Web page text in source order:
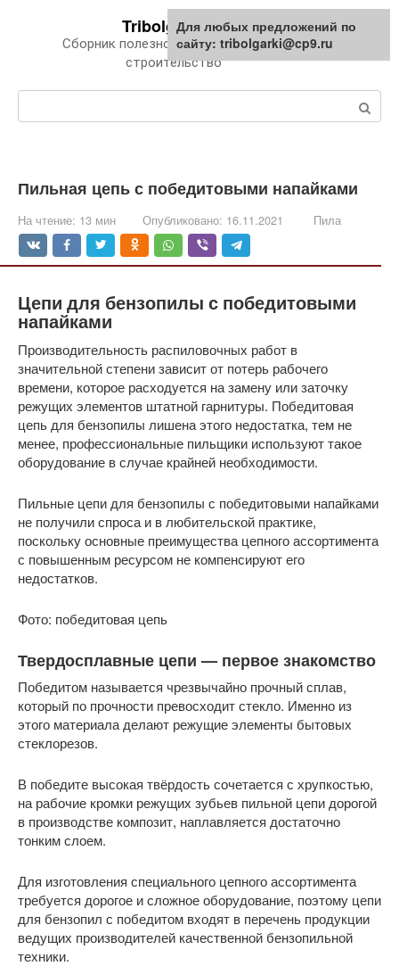
Tribolgarki.ru
Сборник полезной информации про
строительство
Пильная цепь с победитовыми напайками
На чтение: 13 мин Опубликовано: 16.11.2021 Пила
Цепи для бензопилы с победитовыми
напайками
Производительность распиловочных работ в
значительной степени зависит от потерь рабочего
времени, которое расходуется на замену или заточку
режущих элементов штатной гарнитуры. Победитовая
цепь для бензопилы лишена этого недостатка, тем не
менее, профессиональные пильщики используют такое
оборудование в случае крайней необходимости.
Пильные цепи для бензопилы с победитовыми напайками
не получили спроса и в любительской практике,
поскольку основные преимущества цепного ассортимента
с повышенным ресурсом не компенсируют его
недостатков.
Фото: победитовая цепь
Твердосплавные цепи — первое знакомство
Победитом называется чрезвычайно прочный сплав,
который по прочности превосходит стекло. Именно из
этого материала делают режущие элементы бытовых
стеклорезов.
В победите высокая твёрдость сочетается с хрупкостью,
на рабочие кромки режущих зубьев пильной цепи дорогой
в производстве композит, наплавляется достаточно
тонким слоем.
Для изготовления специального цепного ассортимента
требуется дорогое и сложное оборудование, поэтому цепи
для бензопил с победитом входят в перечень продукции
ведущих производителей качественной бензопильной
техники.
Для любых предложений по
сайту: tribolgarki@cp9.ru